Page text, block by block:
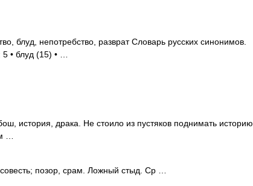
блуд, непотребство, разврат Словарь русских синонимов.
• блуд (15) • …
история, драка. Не стоило из пустяков поднимать историю.
…
позор, срам. Ложный стыд. Ср …